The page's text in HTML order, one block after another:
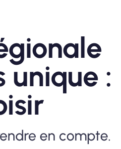
Forfaits
unique :
en compte.